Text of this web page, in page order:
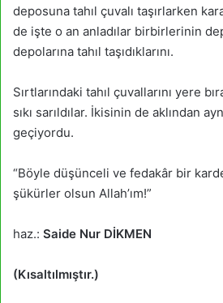
deposuna tahıl çuvalı taşırlarken
de işte o an anladılar birbirlerinin
depolarına tahıl taşıdıklarını.
Sırtlarındaki tahıl çuvallarını yere
sıkı sarıldılar. İkisinin de aklından
geçiyordu.
“Böyle düşünceli ve fedakâr bir
şükürler olsun Allah’ım!”
haz.: Saide Nur DİKMEN
(Kısaltılmıştır.)